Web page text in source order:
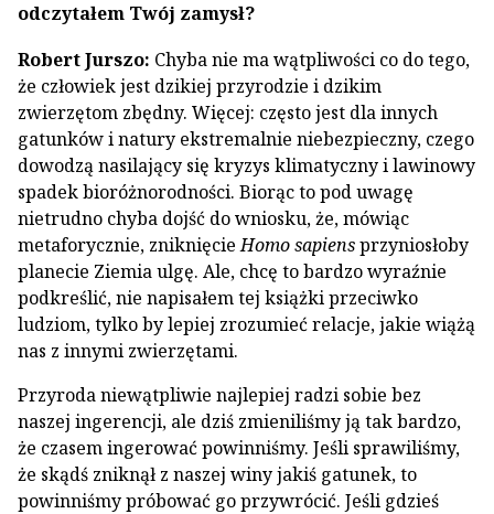
odczytałem Twój zamysł?
Robert Jurszo: Chyba nie ma wątpliwości co do tego,
że człowiek jest dzikiej przyrodzie i dzikim
zwierzętom zbędny. Więcej: często jest dla innych
gatunków i natury ekstremalnie niebezpieczny, czego
dowodzą nasilający się kryzys klimatyczny i lawinowy
spadek bioróżnorodności. Biorąc to pod uwagę
nietrudno chyba dojść do wniosku, że, mówiąc
metaforycznie, zniknięcieHomo sapiensprzyniosłoby
planecie Ziemia ulgę. Ale, chcę to bardzo wyraźnie
podkreślić, nie napisałem tej książki przeciwko
ludziom, tylko by lepiej zrozumieć relacje, jakie wiążą
nas z innymi zwierzętami.
Przyroda niewątpliwie najlepiej radzi sobie bez
naszej ingerencji, ale dziś zmieniliśmy ją tak bardzo,
że czasem ingerować powinniśmy. Jeśli sprawiliśmy,
że skądś zniknął z naszej winy jakiś gatunek, to
powinniśmy próbować go przywrócić. Jeśli gdzieś